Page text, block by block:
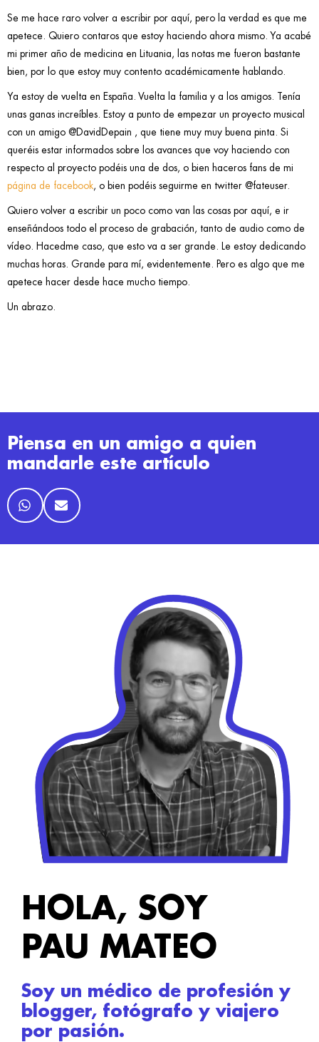
Se me hace raro volver a escribir por aquí, pero la verdad es que me
apetece. Quiero contaros que estoy haciendo ahora mismo. Ya acabé
mi primer año de medicina en Lituania, las notas me fueron bastante
bien, por lo que estoy muy contento académicamente hablando.
Ya estoy de vuelta en España. Vuelta la familia y a los amigos. Tenía
unas ganas increíbles. Estoy a punto de empezar un proyecto musical
con un amigo @DavidDepain , que tiene muy muy buena pinta. Si
queréis estar informados sobre los avances que voy haciendo con
respecto al proyecto podéis una de dos, o bien haceros fans de mi
página de facebook, o bien podéis seguirme en twitter @fateuser.
Quiero volver a escribir un poco como van las cosas por aquí, e ir
enseñándoos todo el proceso de grabación, tanto de audio como de
vídeo. Hacedme caso, que esto va a ser grande. Le estoy dedicando
muchas horas. Grande para mí, evidentemente. Pero es algo que me
apetece hacer desde hace mucho tiempo.
Un abrazo.
Piensa en un amigo a quien
mandarle este artículo
HOLA, SOY
PAU MATEO
Soy un médico de profesión y
blogger, fotógrafo y viajero
por pasión.